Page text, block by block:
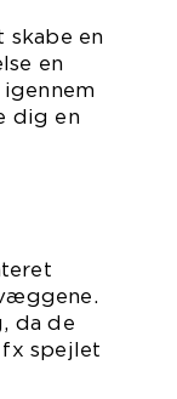
skabe en
en
dig en
da de
spejlet